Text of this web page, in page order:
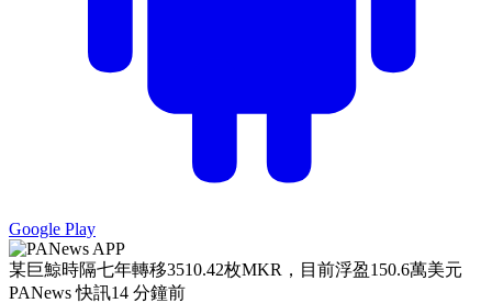
Google Play
某巨鯨時隔七年轉移3510.42枚MKR，目前浮盈150.6萬美元
PANews 快訊14 分鐘前